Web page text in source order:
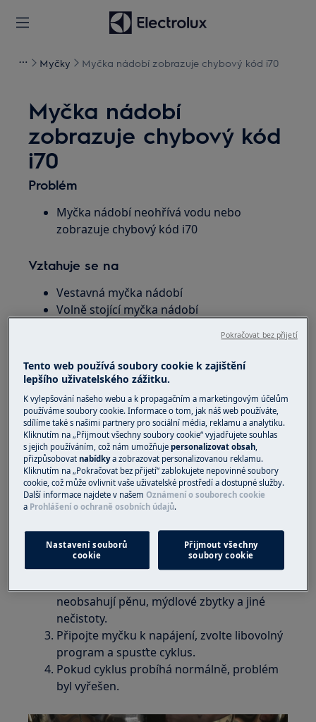
Myčky Myčka nádobí zobrazuje chybový kód i70
Myčka nádobí
zobrazuje chybový kód
i70
Problém
Myčka nádobí neohřívá vodu nebo
zobrazuje chybový kód i70
Vztahuje se na
Vestavná myčka nádobí
Volně stojící myčka nádobí
Co znamená kód i70 v myčce nádobí?
Chybový kód i70 signalizuje problém s ohřevem
vody nebo znečištění filtru myčky. Zobrazená
zpráva může bránit správnému průběhu mycího
programu, proto se vyplatí rychle zareagovat.
Jak reagovat na kód i70?
Pokud si na panelu myčky všimnete kódu i70, je
Odpojte myčku od napájení na alespoň 5
minut, aby se elektronika resetovala.
neobsahují pěnu, mýdlové zbytky a jiné
nečistoty.
Připojte myčku k napájení, zvolte libovolný
program a spusťte cyklus.
Pokud cyklus probíhá normálně, problém
byl vyřešen.
Tento web používá soubory cookie k zajištění
lepšího uživatelského zážitku.
K vylepšování našeho webu a k propagačním a marketingovým účelům
používáme soubory cookie. Informace o tom, jak náš web používáte,
sdílíme také s našimi partnery pro sociální média, reklamu a analytiku.
Kliknutím na „Přijmout všechny soubory cookie“ vyjadřujete souhlas
s jejich používáním, což nám umožňujepersonalizovat obsah,
přizpůsobovatnabídkya zobrazovat personalizovanou reklamu.
Kliknutím na „Pokračovat bez přijetí“ zablokujete nepovinné soubory
cookie, což může ovlivnit vaše uživatelské prostředí a dostupné služby.
Další informace najdete v našemOznámení o souborech cookie
a Prohlášení o ochraně osobních údajů.
Nastavení souborů
cookie
Přijmout všechny
soubory cookie
Pokračovat bez přijetí